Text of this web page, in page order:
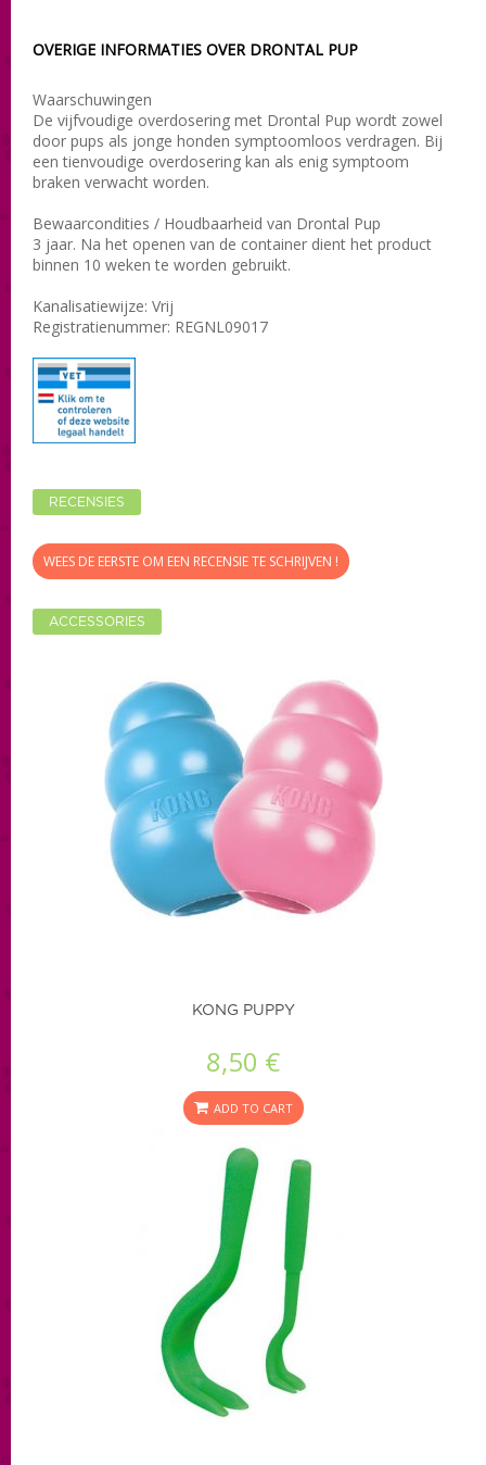
OVERIGE INFORMATIES OVER DRONTAL PUP
Waarschuwingen
De vijfvoudige overdosering met Drontal Pup wordt zowel
door pups als jonge honden symptoomloos verdragen. Bij
een tienvoudige overdosering kan als enig symptoom
braken verwacht worden.
Bewaarcondities / Houdbaarheid van Drontal Pup
3 jaar. Na het openen van de container dient het product
binnen 10 weken te worden gebruikt.
Kanalisatiewijze: Vrij
Registratienummer: REGNL09017
RECENSIES
WEES DE EERSTE OM EEN RECENSIE TE SCHRIJVEN !
ACCESSORIES
KONG PUPPY
8,50 €
ADD TO CART